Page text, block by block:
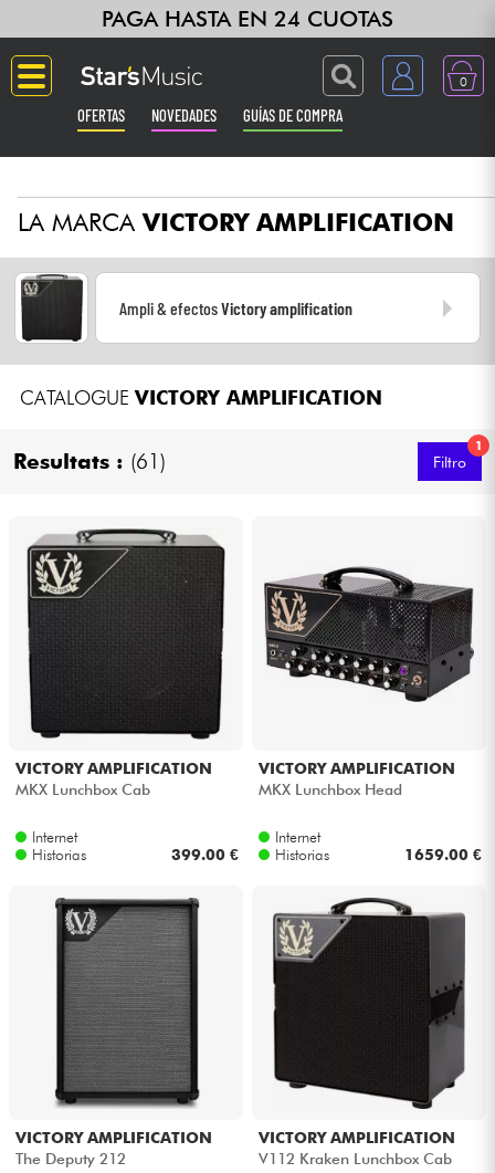
PAGA HASTA EN 24 CUOTAS
0
OFERTAS NOVEDADES GUÍAS DE COMPRA
Guitarras & Bajos
Ampli & Efectos
Pianos
Sintetizadores & samplers
Grabación
Micros
Sistemas de Sonido
Violines y cuarteto
Niños
Cables & Acces.
HiFi
Bundle
LA MARCA VICTORY AMPLIFICATION
Ampli & efectosVictory amplification
CATALOGUE VICTORY AMPLIFICATION
Resultats : (61)
1
Filtro
VICTORY AMPLIFICATION
MKX Lunchbox Cab
Internet
Historias
399.00 €
VICTORY AMPLIFICATION
MKX Lunchbox Head
Internet
Historias
1659.00 €
VICTORY AMPLIFICATION
The Deputy 212
VICTORY AMPLIFICATION
V112 Kraken Lunchbox Cab